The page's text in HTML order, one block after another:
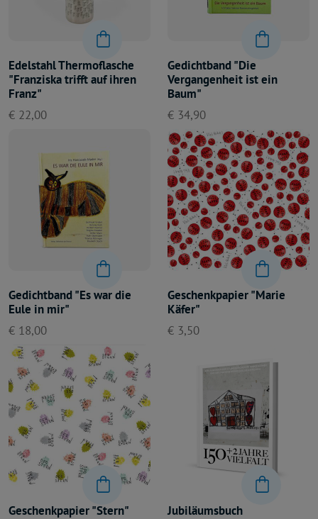
Edelstahl Thermoflasche
"Franziska trifft auf ihren
Franz"
€ 22,00
Gedichtband "Die
Vergangenheit ist ein
Baum"
€ 34,90
Gedichtband "Es war die
Eule in mir"
€ 18,00
Geschenkpapier "Marie
Käfer"
€ 3,50
Geschenkpapier "Stern"
Jubiläumsbuch